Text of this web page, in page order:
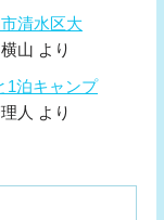
清水区大
横山 より
1泊キャンプ
人 より